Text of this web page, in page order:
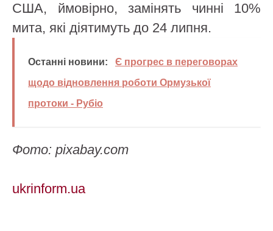
США, ймовірно, замінять чинні 10%
мита, які діятимуть до 24 липня.
Останні новини:
Є прогрес в переговорах
щодо відновлення роботи Ормузької
протоки - Рубіо
Фото: pixabay.com
ukrinform.ua